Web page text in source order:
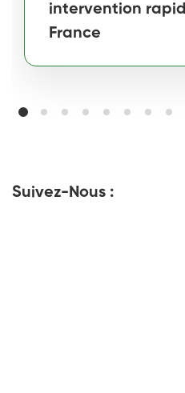
intervention
France
Suivez-Nous :